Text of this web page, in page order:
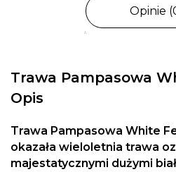
Opinie
Trawa Pampasowa
Opis
Trawa Pampasowa White
okazała wieloletnia trawa
majestatycznymi dużymi